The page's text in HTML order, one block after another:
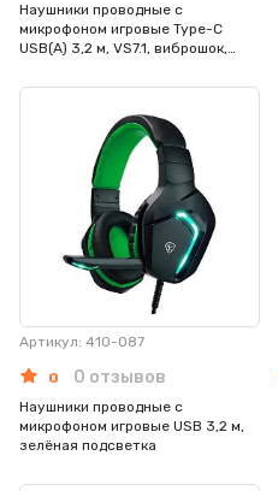
Наушники проводные с
микрофоном игровые Type-C
USB(A) 3,2 м, VS7.1, виброшок,
Артикул: 410-087
0 0 отзывов
Наушники проводные с
микрофоном игровые USB 3,2 м,
зелёная подсветка